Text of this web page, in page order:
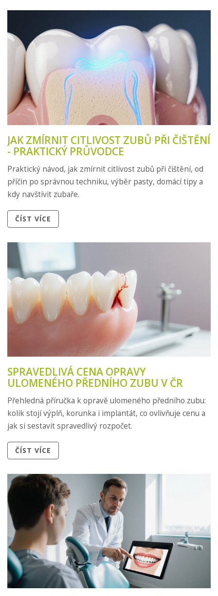
JAK ZMÍRNIT CITLIVOST ZUBŮ PŘI ČIŠTĚNÍ
- PRAKTICKÝ PRŮVODCE
Praktický návod, jak zmírnit citlivost zubů při čištění, od
příčin po správnou techniku, výběr pasty, domácí tipy a
kdy navštívit zubaře.
ČÍST VÍCE
SPRAVEDLIVÁ CENA OPRAVY
ULOMENÉHO PŘEDNÍHO ZUBU V ČR
Přehledná příručka k opravě ulomeného předního zubu:
kolik stojí výplň, korunka i implantát, co ovlivňuje cenu a
jak si sestavit spravedlivý rozpočet.
ČÍST VÍCE